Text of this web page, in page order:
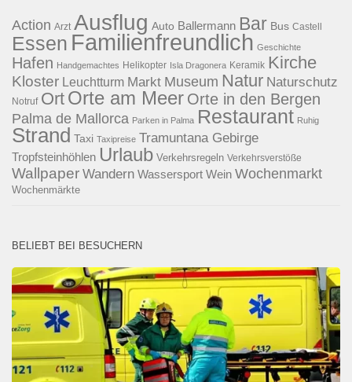
Action Arzt Ausflug Auto Ballermann Bar Bus Castell
Essen Familienfreundlich Geschichte
Hafen Handgemachtes Helikopter Isla Dragonera Keramik Kirche
Kloster Leuchtturm Markt Museum Natur Naturschutz
Notruf Ort Orte am Meer Orte in den Bergen
Palma de Mallorca Parken in Palma Restaurant Ruhig
Strand Taxi Taxipreise Tramuntana Gebirge
Tropfsteinhöhlen Urlaub Verkehrsregeln Verkehrsverstöße
Wallpaper Wandern Wassersport Wein Wochenmarkt
Wochenmärkte
BELIEBT BEI BESUCHERN